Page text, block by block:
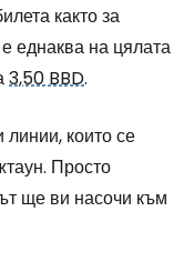
както за
еднаква на цялата
3,50 BBD.
които се
Просто
ще ви насочи към